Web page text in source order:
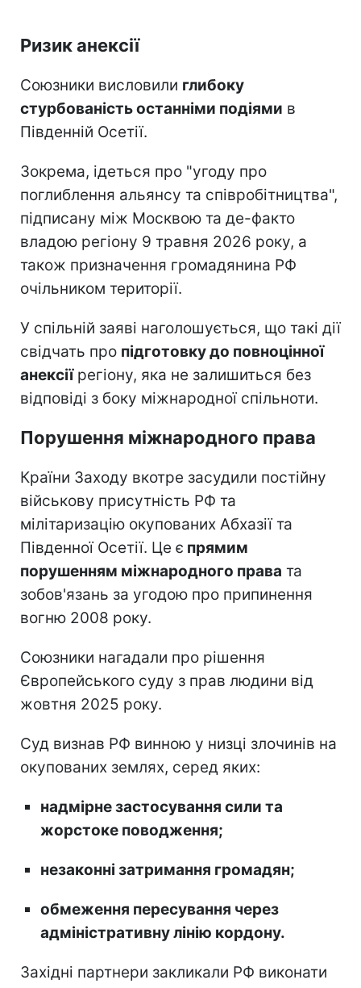
Ризик анексії
Союзники висловили глибоку
стурбованість останніми подіями в
Південній Осетії.
Зокрема, ідеться про "угоду про
поглиблення альянсу та співробітництва",
підписану між Москвою та де-факто
владою регіону 9 травня 2026 року, а
також призначення громадянина РФ
очільником території.
У спільній заяві наголошується, що такі дії
свідчать про підготовку до повноцінної
анексіїрегіону, яка не залишиться без
відповіді з боку міжнародної спільноти.
Порушення міжнародного права
Країни Заходу вкотре засудили постійну
військову присутність РФ та
мілітаризацію окупованих Абхазії та
Південної Осетії. Це є прямим
порушенням міжнародного права та
зобов'язань за угодою про припинення
вогню 2008 року.
Союзники нагадали про рішення
Європейського суду з прав людини від
жовтня 2025 року.
Суд визнав РФ винною у низці злочинів на
окупованих землях, серед яких:
надмірне застосування сили та
жорстоке поводження;
незаконні затримання громадян;
обмеження пересування через
адміністративну лінію кордону.
Західні партнери закликали РФ виконати